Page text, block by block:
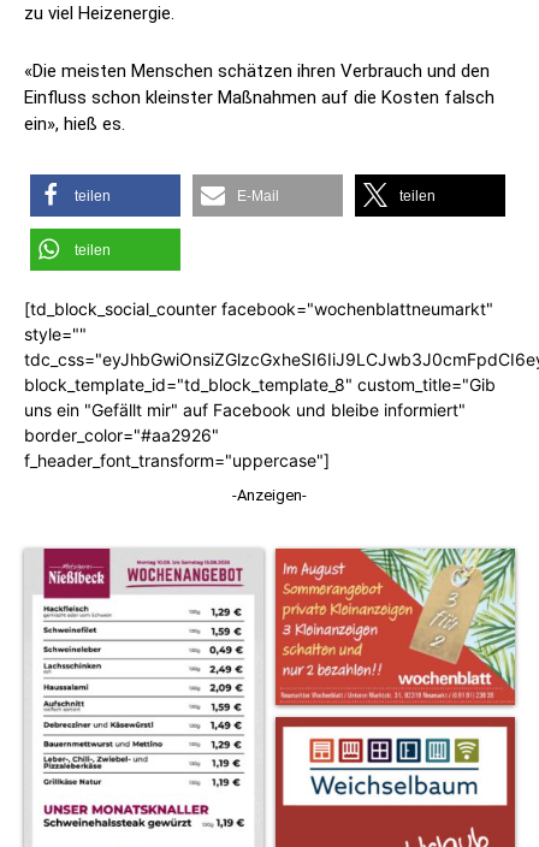
zu viel Heizenergie.
«Die meisten Menschen schätzen ihren Verbrauch und den
Einfluss schon kleinster Maßnahmen auf die Kosten falsch
ein», hieß es.
teilen E-Mail teilen
teilen
[td_block_social_counter facebook="wochenblattneumarkt"
style=""
block_template_id="td_block_template_8" custom_title="Gib
uns ein "Gefällt mir" auf Facebook und bleibe informiert"
border_color="#aa2926"
f_header_font_transform="uppercase"]
-Anzeigen-